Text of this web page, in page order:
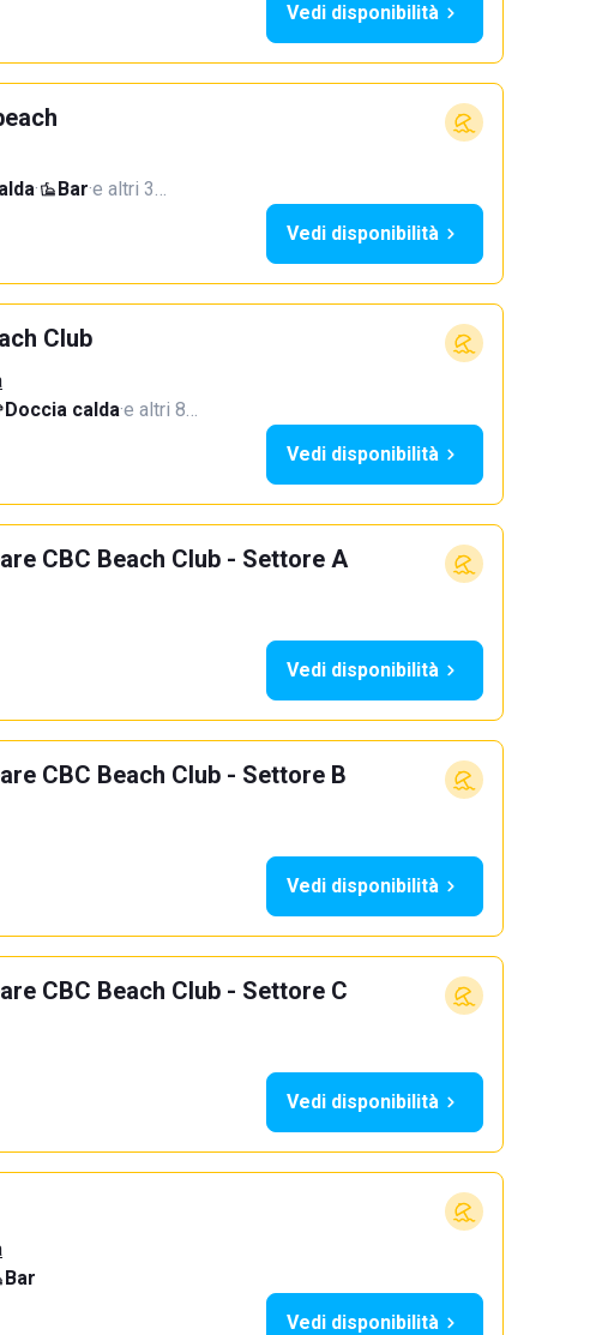
Vedi disponibilità
· Bar·e altri 3…
Vedi disponibilità
Club
Doccia calda·e altri 8…
Vedi disponibilità
CBC Beach Club - Settore A
Vedi disponibilità
CBC Beach Club - Settore B
Vedi disponibilità
CBC Beach Club - Settore C
Vedi disponibilità
Bar
Vedi disponibilità